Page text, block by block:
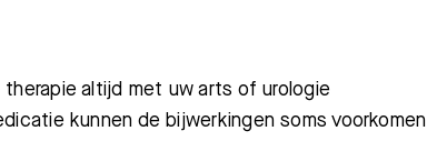
altijd met uw arts of urologie
kunnen de bijwerkingen soms voorkomen